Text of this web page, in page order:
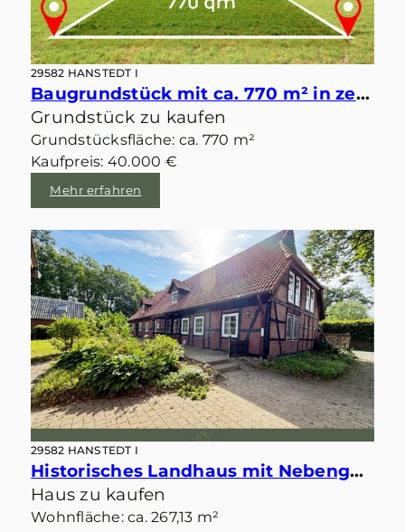
29582 HANSTEDT I
Baugrundstück mit ca. 770 m² in zentraler idyllischer Lage von Velgen
Grundstück zu kaufen
Grundstücksfläche: ca. 770 m²
Kaufpreis: 40.000 €
Mehr erfahren
29582 HANSTEDT I
Historisches Landhaus mit Nebengebäuden und zwei möglichen Baugrundstücken im idyllischen Velgen
Haus zu kaufen
Wohnfläche: ca. 267,13 m²